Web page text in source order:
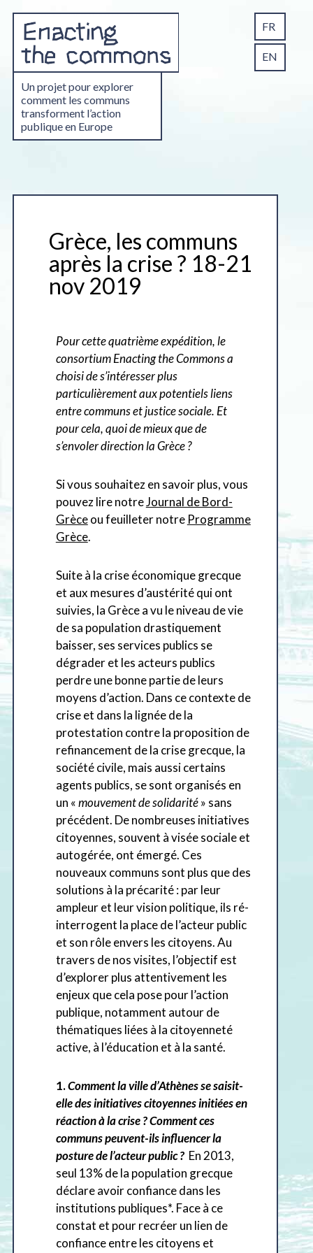
Un projet pour explorer
comment les communs
transforment l’action
publique en Europe
FR
EN
Grèce, les communs
après la crise ? 18-21
nov 2019
Pour cette quatrième expédition, le
consortium Enacting the Commons a
choisi de s’intéresser plus
particulièrement aux potentiels liens
entre communs et justice sociale. Et
pour cela, quoi de mieux que de
s’envoler direction la Grèce ?
Si vous souhaitez en savoir plus, vous
pouvez lire notreJournal de Bord-
Grèceou feuilleter notre Programme
Grèce.
Suite à la crise économique grecque
et aux mesures d’austérité qui ont
suivies, la Grèce a vu le niveau de vie
de sa population drastiquement
baisser, ses services publics se
dégrader et les acteurs publics
perdre une bonne partie de leurs
moyens d’action. Dans ce contexte de
crise et dans la lignée de la
protestation contre la proposition de
refinancement de la crise grecque, la
société civile, mais aussi certains
agents publics, se sont organisés en
un «mouvement de solidarité» sans
précédent. De nombreuses initiatives
citoyennes, souvent à visée sociale et
autogérée, ont émergé. Ces
nouveaux communs sont plus que des
solutions à la précarité : par leur
ampleur et leur vision politique, ils ré-
interrogent la place de l’acteur public
et son rôle envers les citoyens. Au
travers de nos visites, l’objectif est
d’explorer plus attentivement les
enjeux que cela pose pour l’action
publique, notamment autour de
thématiques liées à la citoyenneté
active, à l’éducation et à la santé.
1.Comment la ville d’Athènes se saisit-
elle des initiatives citoyennes initiées en
réaction à la crise ? Comment ces
communs peuvent-ils influencer la
posture de l’acteur public ? En 2013,
seul 13% de la population grecque
déclare avoir confiance dans les
institutions publiques*. Face à ce
constat et pour recréer un lien de
confiance entre les citoyens et